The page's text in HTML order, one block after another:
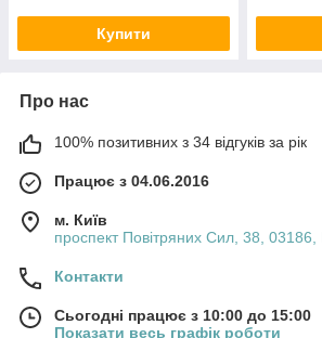
Купити
Про нас
100% позитивних з 34 відгуків за рік
Працює з 04.06.2016
м. Київ
проспект Повітряних Сил, 38, 03186,
Контакти
Сьогодні працює з 10:00 до 15:00
Показати весь графік роботи